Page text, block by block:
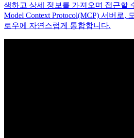
색하고 상세 정보를 가져오며 접근할
Model Context Protocol(MCP) 서버로,
로우에 자연스럽게 통합합니다.